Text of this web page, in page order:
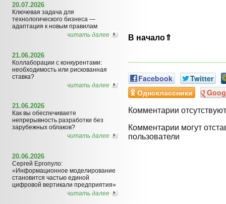
20.07.2026
Ключевая задача для
технологического бизнеса —
адаптация к новым правилам
читать далее
21.06.2026
Коллаборации с конкурентами:
необходимость или рискованная
ставка?
читать далее
21.06.2026
Как вы обеспечиваете
непрерывность разработки без
зарубежных облаков?
читать далее
20.06.2026
Сергей Ергопуло:
«Информационное моделирование
становится частью единой
цифровой вертикали предприятия»
читать далее
В начало⇑
Facebook
Twitter
Одноклассники
Комментарии отсутствуют
Комментарии могут
пользователи